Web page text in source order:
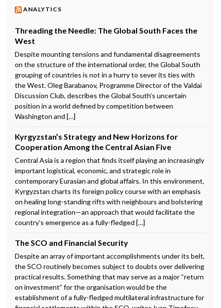
ANALYTICS
Threading the Needle: The Global South Faces the
West
Despite mounting tensions and fundamental disagreements
on the structure of the international order, the Global South
grouping of countries is not in a hurry to sever its ties with
the West. Oleg Barabanov, Programme Director of the Valdai
Discussion Club, describes the Global South’s uncertain
position in a world defined by competition between
Washington and […]
Kyrgyzstan’s Strategy and New Horizons for
Cooperation Among the Central Asian Five
Central Asia is a region that finds itself playing an increasingly
important logistical, economic, and strategic role in
contemporary Eurasian and global affairs. In this environment,
Kyrgyzstan charts its foreign policy course with an emphasis
on healing long-standing rifts with neighbours and bolstering
regional integration—an approach that would facilitate the
country’s emergence as a fully-fledged […]
The SCO and Financial Security
Despite an array of important accomplishments under its belt,
the SCO routinely becomes subject to doubts over delivering
practical results. Something that may serve as a major “return
on investment” for the organisation would be the
establishment of a fully-fledged multilateral infrastructure for